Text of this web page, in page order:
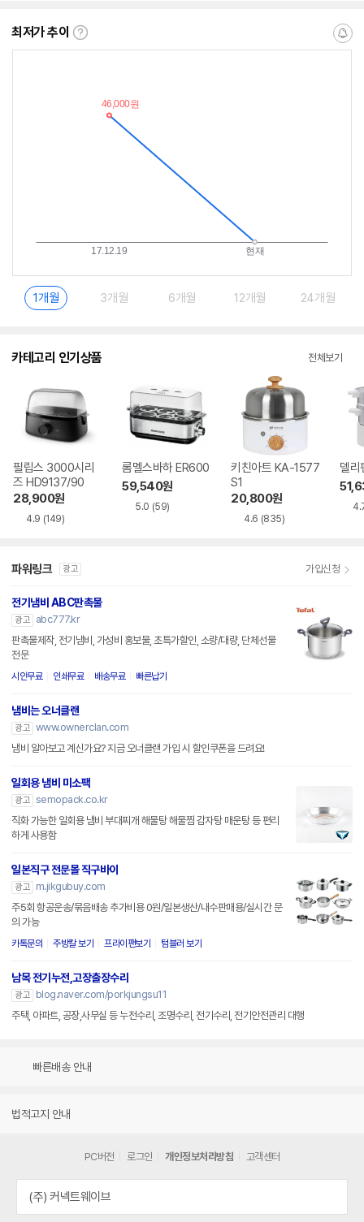
최저가 추이
최
알
1개월 3개월 6개월 12개월 24개월
카테고리 인기상품 전체보기
필립스 3000시리
즈 HD9137/90
28,900원
4.9 (149)
롬멜스바하 ER600
59,540원
5.0 (59)
키친아트 KA-1577
S1
20,800원
4.6 (835)
델
파워링크 광고 가입신청
전기냄비 ABC판촉물
광고
abc777.kr
판촉물제작, 전기냄비, 가성비 홍보물, 초특가할인, 소량/대량, 단체선물
전문
시안무료 인쇄무료 배송무료 빠른납기
냄비는 오너클랜
광고 www.ownerclan.com
냄비 알아보고 계신가요? 지금 오너클랜 가입 시 할인쿠폰을 드려요!
일회용 냄비 미소팩
광고 semopack.co.kr
직화 가능한 일회용 냄비 부대찌개 해물탕 해물찜 감자탕 매운탕 등 편리
하게 사용함
일본직구 전문몰 직구바이
광고
m.jikgubuy.com
주5회 항공운송/묶음배송 추가비용 0원/일본생산/내수판매용/실시간 문
의 가능
카톡문의 주방칼 보기 프라이팬보기 텀블러 보기
남목 전기누전,고장출장수리
광고
blog.naver.com/porkjungsu11
주택, 아파트, 공장,사무실 등 누전수리, 조명수리, 전기수리, 전기안전관리 대행
빠른배송 안내
법적고지 안내
PC버전 로그인 개인정보처리방침 고객센터
(주) 커넥트웨이브